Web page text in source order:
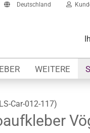
Deutschland
WEITERE
LS-Car-012-117)